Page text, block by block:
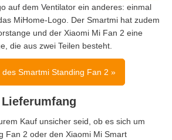
auf dem Ventilator ein anderes: einmal
MiHome-Logo. Der Smartmi hat zudem
und der Xiaomi Mi Fan 2 eine
die aus zwei Teilen besteht.
des Smartmi Standing Fan 2 »
Kauf unsicher seid, ob es sich um
Fan 2 oder den Xiaomi Mi Smart